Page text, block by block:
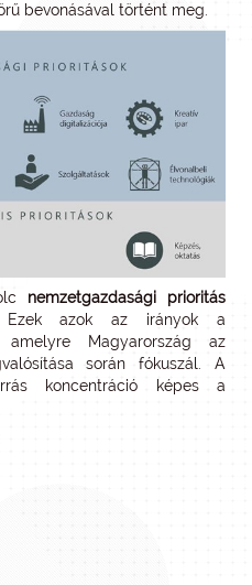
bevonásával történt meg.
nemzetgazdasági prioritás
Ezek azok az irányok a
amelyre Magyarország az
során fókuszál. A
koncentráció képes a